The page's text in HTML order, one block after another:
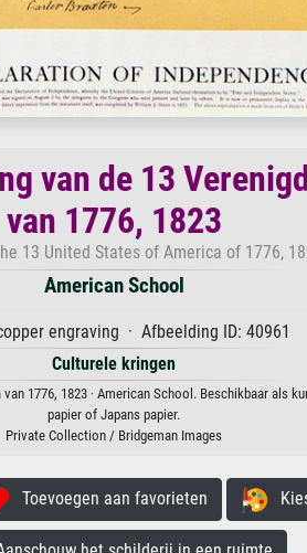
van de 13
van 1776, 1823
13 United States of America of 1776,
American School
engraving · Afbeelding ID: 40961
Culturele kringen
1776, 1823 · American School. Beschikbaar als
papier of Japans papier.
Private Collection / Bridgeman Images
Toevoegen aan favorieten